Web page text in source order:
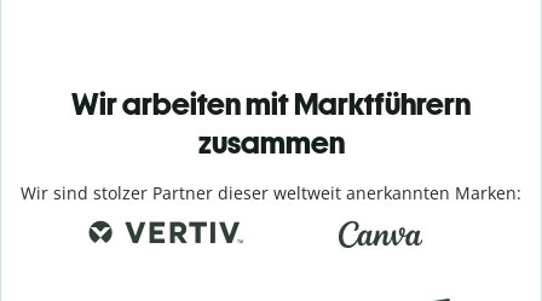
Wir arbeiten mit Marktführern
zusammen
Wir sind stolzer Partner dieser weltweit anerkannten Marken: